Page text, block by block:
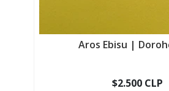
Aros Ebisu |
$2.500 CLP